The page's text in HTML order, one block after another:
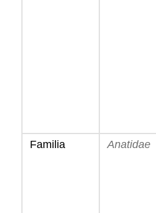
Familia Anatidae